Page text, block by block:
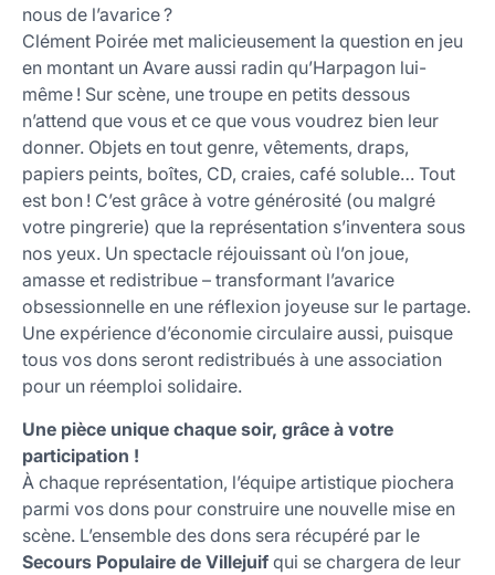
nous de l’avarice ?
Clément Poirée met malicieusement la question en jeu
en montant un Avare aussi radin qu’Harpagon lui-
même ! Sur scène, une troupe en petits dessous
n’attend que vous et ce que vous voudrez bien leur
donner. Objets en tout genre, vêtements, draps,
papiers peints, boîtes, CD, craies, café soluble… Tout
est bon ! C’est grâce à votre générosité (ou malgré
votre pingrerie) que la représentation s’inventera sous
nos yeux. Un spectacle réjouissant où l’on joue,
amasse et redistribue – transformant l’avarice
obsessionnelle en une réflexion joyeuse sur le partage.
Une expérience d’économie circulaire aussi, puisque
tous vos dons seront redistribués à une association
pour un réemploi solidaire.
Une pièce unique chaque soir, grâce à votre
participation !
À chaque représentation, l’équipe artistique piochera
parmi vos dons pour construire une nouvelle mise en
scène. L’ensemble des dons sera récupéré par le
Secours Populaire de Villejuif qui se chargera de leur